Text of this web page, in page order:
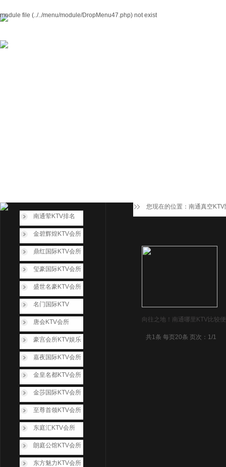
module file (../../menu/module/DropMenu47.php) not exist
您现在的位置： 南通真空
向往之地！南通哪里KTV比较
共1条 每页20条 页次：1/1
南通荤KTV排名
金碧辉煌KTV会所
鼎红国际KTV会所
玺豪国际KTV会所
盛世名豪KTV会所
名门国际KTV
唐会KTV会所
豪宫会所KTV娱乐
嘉夜国际KTV会所
金皇名都KTV会所
金莎国际KTV会所
至尊首领KTV会所
东庭汇KTV会所
朗庭公馆KTV会所
东方魅力KTV会所